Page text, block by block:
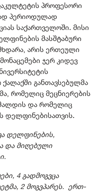
პროფესორი
პერიოდულად
საქართველოში. მისი
მასშტაბური
არის ერთეული
ჯერ კიდევ
ქალაქში განთავსებულმა
რომელიც მეცნიერების
და რომელიც
დელფინებისათვის.
დელფინების,
და მიღებული
4 გადმოგვცა
2 მოგვპარეს. ერთ-